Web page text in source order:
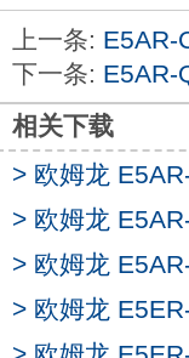
辅助输出点数
加热器用断线
测功能：--。
事件输入点数
传送输出：--
通信：--。
48×24mm的
提升。
指示精度提
进一步提升
上一条: E5AR-
下一条: E5AR-
相关下载
> 欧姆龙
> 欧姆龙
> 欧姆龙
> 欧姆龙